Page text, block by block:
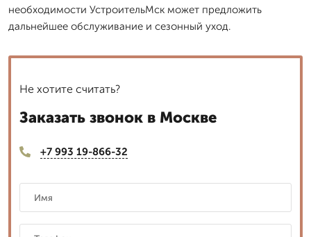
необходимости УстроительМск может предложить
дальнейшее обслуживание и сезонный уход.
Не хотите считать?
Заказать звонок в Москве
+7 993 19-866-32